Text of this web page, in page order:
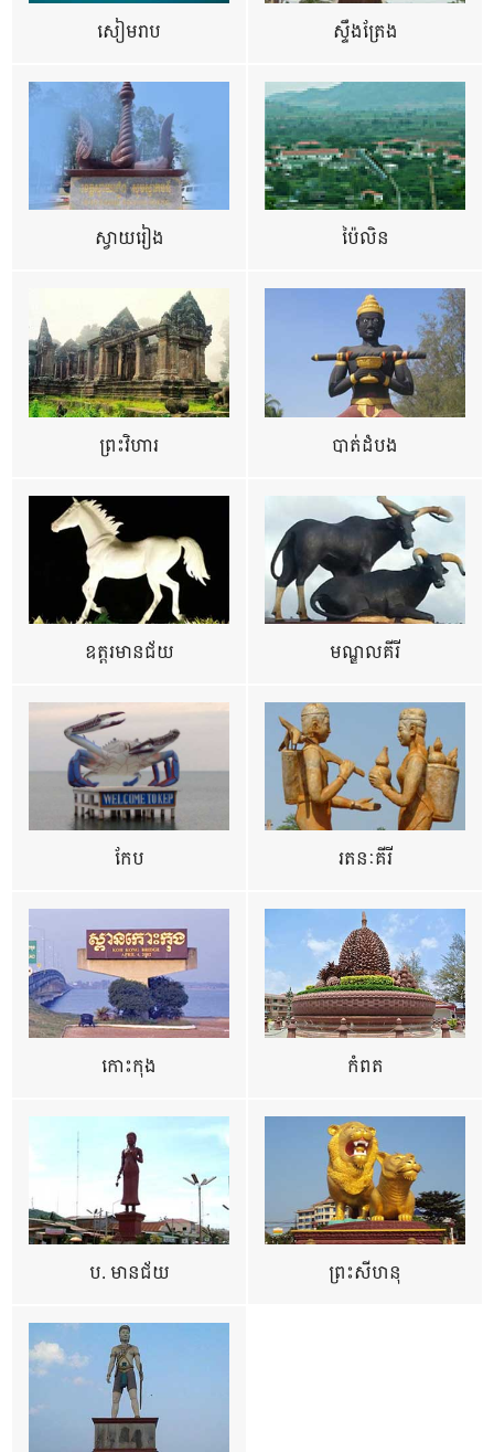
សៀមរាប ស្ទឹងត្រែង
ស្វាយរៀង ប៉ៃលិន
ព្រះវិហារ បាត់ដំបង
ឧត្ដរមានជ័យ មណ្ឌលគីរី
កែប រតនៈគីរី
កោះកុង កំពត
ប. មានជ័យ ព្រះសីហនុ